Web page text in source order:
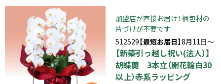
加盟店が直接お届け！ 梱包材の
片づけが不要です
512529【最短お届日】8月11日～
【新築引っ越し祝い(法人）】
胡蝶蘭 3本立（開花輪白30
以上）赤系ラッピング